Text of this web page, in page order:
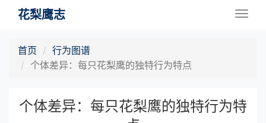
花梨鹰志
首页
行为图谱
个体差异：每只花梨鹰的独特行为特点
个体差异：每只花梨鹰的独特行为特